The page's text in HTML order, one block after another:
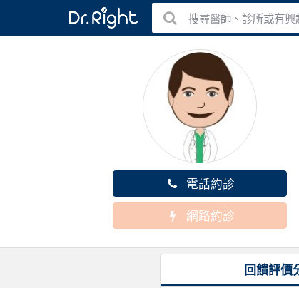
搜尋醫師、診所或有興
電話約診
網路約診
回饋評價